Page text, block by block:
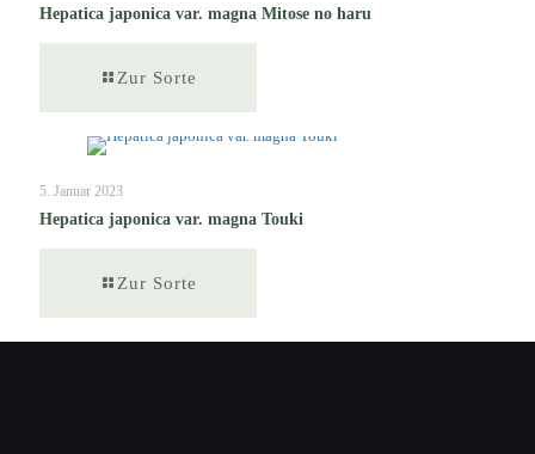
Hepatica japonica var. magna Mitose no haru
Zur Sorte
5. Januar 2023
Hepatica japonica var. magna Touki
Zur Sorte